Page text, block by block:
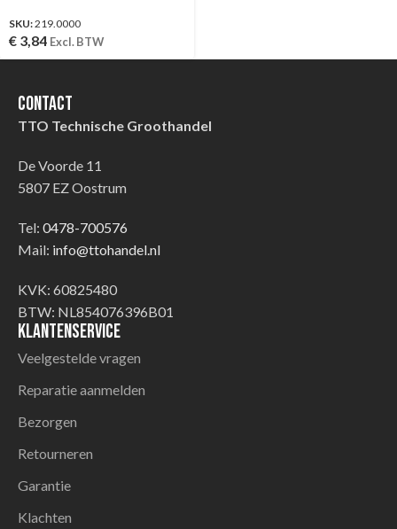
SKU:219.0000
€ 3,84 Excl. BTW
Contact
TTO Technische Groothandel
De Voorde 11
5807 EZ Oostrum
Tel: 0478-700576
Mail: info@ttohandel.nl
KVK: 60825480
BTW: NL854076396B01
Klantenservice
Veelgestelde vragen
Reparatie aanmelden
Bezorgen
Retourneren
Garantie
Klachten